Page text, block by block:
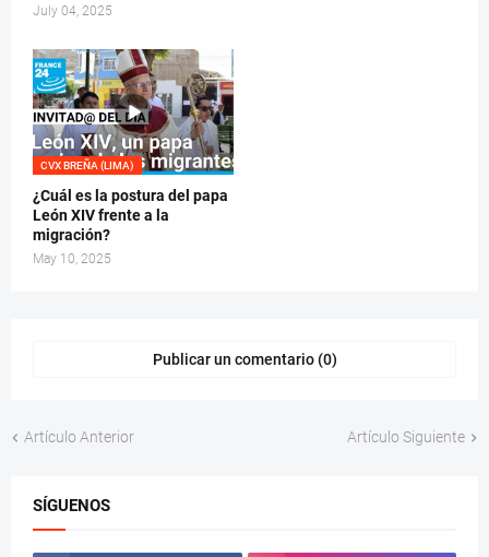
July 04, 2025
CVX BREÑA (LIMA)
¿Cuál es la postura del papa
León XIV frente a la
migración?
May 10, 2025
Publicar un comentario (0)
Artículo Anterior Artículo Siguiente
SÍGUENOS